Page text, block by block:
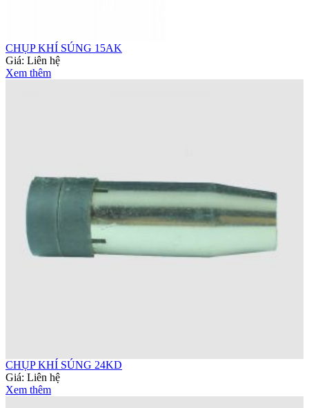
CHỤP KHÍ SÚNG 15AK
Giá: Liên hệ
Xem thêm
CHỤP KHÍ SÚNG 24KD
Giá: Liên hệ
Xem thêm